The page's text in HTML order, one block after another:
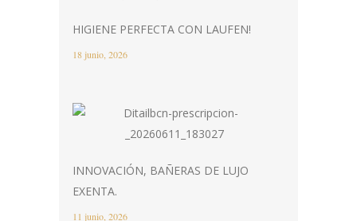
HIGIENE PERFECTA CON LAUFEN!
18 junio, 2026
INNOVACIÓN, BAÑERAS DE LUJO
EXENTA.
11 junio, 2026